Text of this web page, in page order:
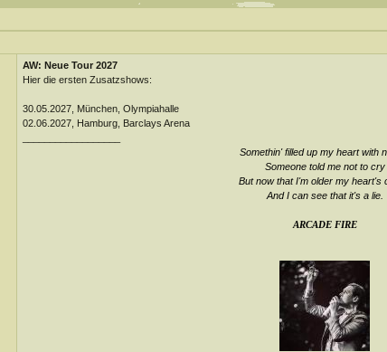
AW: Neue Tour 2027
Hier die ersten Zusatzshows:
30.05.2027, München, Olympiahalle
02.06.2027, Hamburg, Barclays Arena
Somethin' filled up my heart with
Someone told me not to cry
But now that I'm older my heart's
And I can see that it's a lie.
ARCADE FIRE